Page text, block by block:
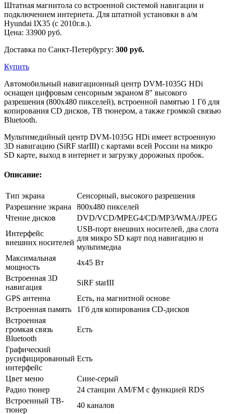
Штатная магнитола со встроенной системой навигации и
подключением интернета. Для штатной установки в а/м
Hyundai IX35 (c 2010г.в.).
Цена: 33900 руб.
Доставка по Санкт-Петербургу: 300 руб.
Купить
Автомобильный навигационный центр DVM-1035G HDi
оснащен цифровым сенсорным экраном 8" высокого
разрешения (800х480 пикселей), встроенной памятью 1 Гб для
копирования CD дисков, ТВ тюнером, а также громкой связью
Bluetooth.
Мультимедийный центр DVM-1035G HDi имеет встроенную
3D навигацию (SiRF starIII) с картами всей России на микро
SD карте, выход в интернет и загрузку дорожных пробок.
Описание:
Тип экрана
Сенсорный, высокого разрешения
Разрешение экрана
800х480 пикселей
Чтение дисков
DVD/VCD/MPEG4/CD/MP3/WMA/JPEG
Интерфейс
внешних носителей
USB-порт внешних носителей, два слота
для микро SD карт под навигацию и
мультимедиа
Максимальная
мощность
4х45 Вт
Встроенная 3D
навигация
SiRF starIII
GPS антенна
Есть, на магнитной основе
Встроенная память
1Гб для копирования CD-дисков
Встроенная
громкая связь
Bluetooth
Есть
Графический
русифицированный
интерфейс
Есть
Цвет меню
Сине-серый
Радио тюнер
24 станции AM/FM с функцией RDS
Встроенный ТВ-
тюнер
40 каналов